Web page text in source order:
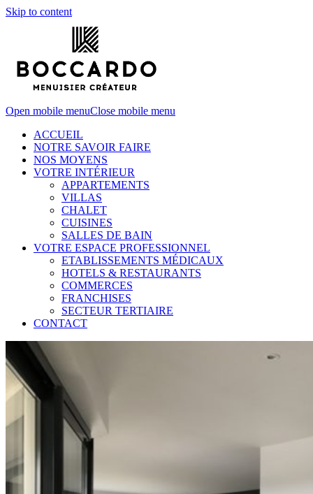
Skip to content
Open mobile menuClose mobile menu
ACCUEIL
NOTRE SAVOIR FAIRE
NOS MOYENS
VOTRE INTÉRIEUR
APPARTEMENTS
VILLAS
CHALET
CUISINES
SALLES DE BAIN
VOTRE ESPACE PROFESSIONNEL
ETABLISSEMENTS MÉDICAUX
HOTELS & RESTAURANTS
COMMERCES
FRANCHISES
SECTEUR TERTIAIRE
CONTACT